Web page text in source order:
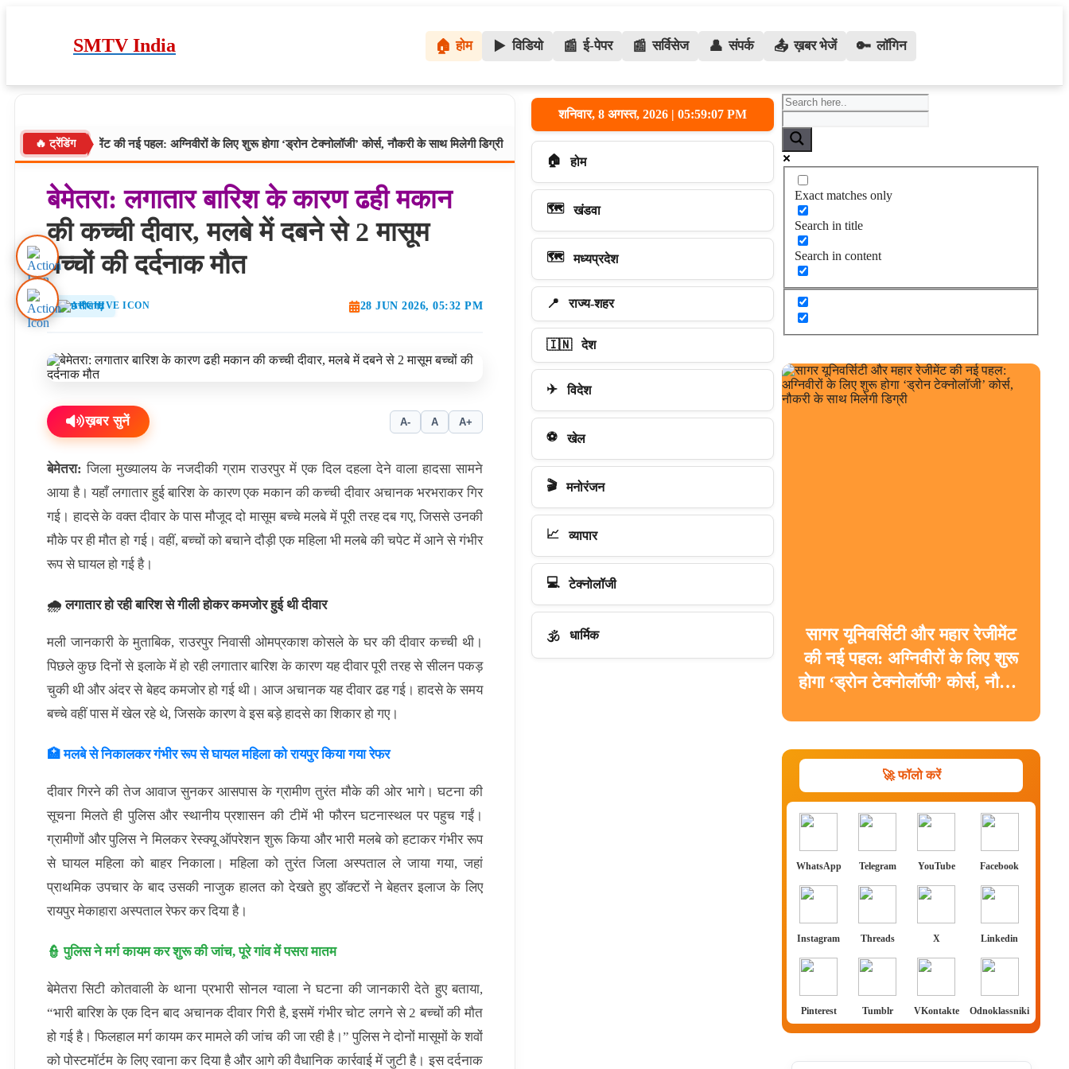
SMTV India 🏠 होम ▶️ विडियो 📰 ई-पेपर 📰 सर्विसेज 👤 संपर्क 📤 ख़बर भेजें 🔑 लॉगिन
🔥 ट्रेंडिंग
महार रेजीमेंट की नई पहल: अग्निवीरों के लिए शुरू होगा ‘ड्रोन टेक्नोलॉजी’ कोर्स, नौकरी के साथ मिलेगी डिग्री मध्यप्रदेश: भोपाल में 80 हजार दुकानों पर मंडराया संकट: सुप्रीम कोर्ट के आदेश से 5 लाख लोगों का रोजगार खतरे में; मास्टर प्लान पर टिकी
बेमेतरा: लगातार बारिश के कारण ढही मकान
की कच्ची दीवार, मलबे में दबने से 2 मासूम
बच्चों की दर्दनाक मौत
छत्तीसगढ़ 28 JUN 2026, 05:32 PM
ख़बर सुनें A- A A+
बेमेतरा: जिला मुख्यालय के नजदीकी ग्राम राउरपुर में एक दिल दहला देने वाला हादसा सामने
आया है। यहाँ लगातार हुई बारिश के कारण एक मकान की कच्ची दीवार अचानक भरभराकर गिर
गई। हादसे के वक्त दीवार के पास मौजूद दो मासूम बच्चे मलबे में पूरी तरह दब गए, जिससे उनकी
मौके पर ही मौत हो गई। वहीं, बच्चों को बचाने दौड़ी एक महिला भी मलबे की चपेट में आने से गंभीर
रूप से घायल हो गई है।
🌧️ लगातार हो रही बारिश से गीली होकर कमजोर हुई थी दीवार
मली जानकारी के मुताबिक, राउरपुर निवासी ओमप्रकाश कोसले के घर की दीवार कच्ची थी।
पिछले कुछ दिनों से इलाके में हो रही लगातार बारिश के कारण यह दीवार पूरी तरह से सीलन पकड़
चुकी थी और अंदर से बेहद कमजोर हो गई थी। आज अचानक यह दीवार ढह गई। हादसे के समय
बच्चे वहीं पास में खेल रहे थे, जिसके कारण वे इस बड़े हादसे का शिकार हो गए।
🏥 मलबे से निकालकर गंभीर रूप से घायल महिला को रायपुर किया गया रेफर
दीवार गिरने की तेज आवाज सुनकर आसपास के ग्रामीण तुरंत मौके की ओर भागे। घटना की
सूचना मिलते ही पुलिस और स्थानीय प्रशासन की टीमें भी फौरन घटनास्थल पर पहुच गईं।
ग्रामीणों और पुलिस ने मिलकर रेस्क्यू ऑपरेशन शुरू किया और भारी मलबे को हटाकर गंभीर रूप
से घायल महिला को बाहर निकाला। महिला को तुरंत जिला अस्पताल ले जाया गया, जहां
प्राथमिक उपचार के बाद उसकी नाजुक हालत को देखते हुए डॉक्टरों ने बेहतर इलाज के लिए
रायपुर मेकाहारा अस्पताल रेफर कर दिया है।
👮 पुलिस ने मर्ग कायम कर शुरू की जांच, पूरे गांव में पसरा मातम
बेमेतरा सिटी कोतवाली के थाना प्रभारी सोनल ग्वाला ने घटना की जानकारी देते हुए बताया,
“भारी बारिश के एक दिन बाद अचानक दीवार गिरी है, इसमें गंभीर चोट लगने से 2 बच्चों की मौत
हो गई है। फिलहाल मर्ग कायम कर मामले की जांच की जा रही है।” पुलिस ने दोनों मासूमों के शवों
को पोस्टमॉर्टम के लिए रवाना कर दिया है और आगे की वैधानिक कार्रवाई में जुटी है। इस दर्दनाक
शनिवार, 8 अगस्त, 2026 | 05:59:08 PM
🏠 होम
🗺️ खंडवा
🗺️ मध्यप्रदेश
📍 राज्य-शहर
🇮🇳 देश
✈️ विदेश
⚽ खेल
🎬 मनोरंजन
📈 व्यापार
💻 टेक्नोलॉजी
🕉️ धार्मिक
Exact matches only
Search in title
Search in content
सागर यूनिवर्सिटी और महार रेजीमेंट
की नई पहल: अग्निवीरों के लिए शुरू
होगा ‘ड्रोन टेक्नोलॉजी’ कोर्स, नौकरी
🚀 फॉलो करें
WhatsApp Telegram YouTube Facebook
Instagram Threads X Linkedin
Pinterest Tumblr VKontakte Odnoklassniki